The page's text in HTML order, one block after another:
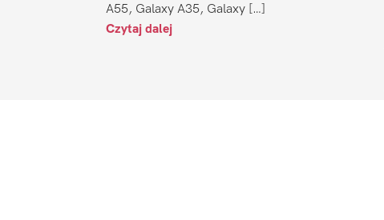
A55, Galaxy A35, Galaxy […]
Czytaj dalej